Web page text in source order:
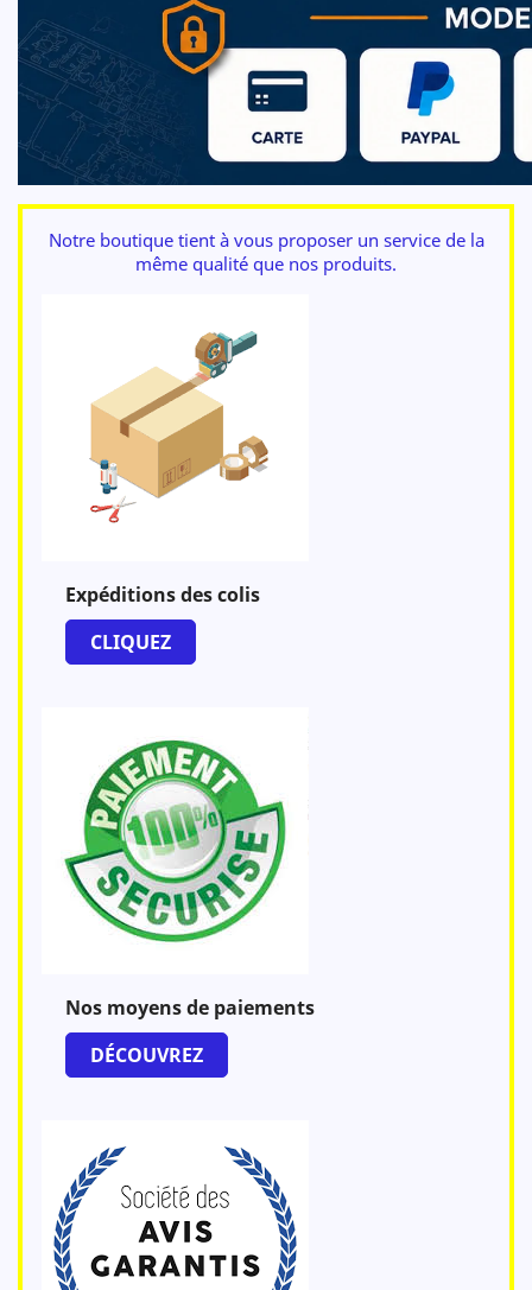
Notre boutique tient à vous proposer un service de la
même qualité que nos produits.
Expéditions des colis
CLIQUEZ
Nos moyens de paiements
DÉCOUVREZ